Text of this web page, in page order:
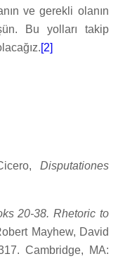
ve gerekli olanın
Bu yolları takip
[2]
Disputationes
20-38. Rhetoric to
Mayhew, David
Cambridge, MA: